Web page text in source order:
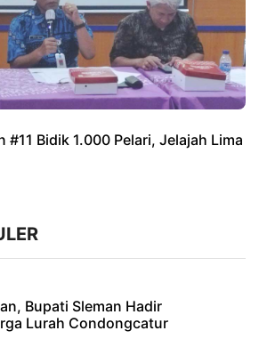
#11 Bidik 1.000 Pelari, Jelajah Lima
Bupati Sleman Hadir
Lurah Condongcatur